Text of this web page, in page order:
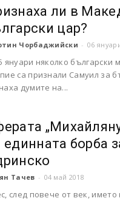
ли в
цар?
Чорбаджийски - 06
януари няколко български
са признали Самуил за
думите на...
единната борба
Тачев - 04 май 2018
след повече от век,